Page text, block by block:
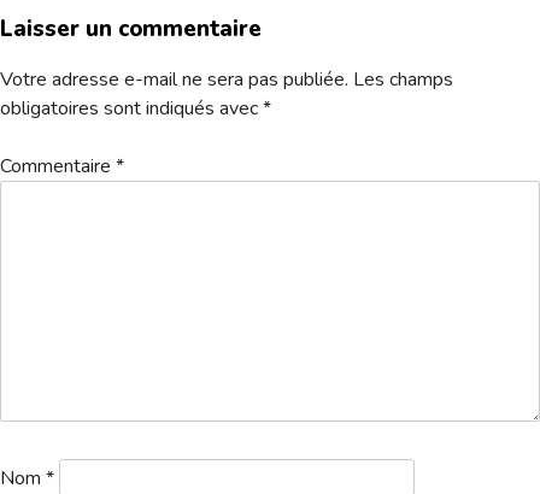
Laisser un commentaire
Votre adresse e-mail ne sera pas publiée. Les champs
obligatoires sont indiqués avec*
Commentaire *
Nom *